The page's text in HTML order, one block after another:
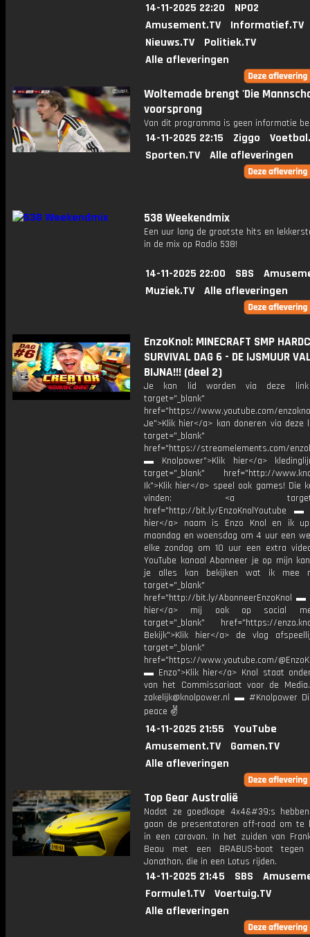
14-11-2025 22:20
NPO2
Amusement.TV
Informatief.TV
Nieuws.TV
Politiek.TV
Alle afleveringen
Woltemade brengt 'Die
voorsprong
Van dit programma is geen informatie
14-11-2025 22:15 Ziggo
Sporten.TV
Alle afleveringen
538 Weekendmix
Een uur lang de grootste hits en
in de mix op Radio 538!
14-11-2025 22:00 SBS
Muziek.TV
Alle afleveringen
EnzoKnol: MINECRAFT SMP
SURVIVAL DAG 6 - DE IJSMUUR
BIJNA!!! (deel 2)
Je kan lid worden via deze
target="_blank"
href="https://www.youtube.com/
Je">Klik hier</a> kan doneren via
target="_blank"
href="https://streamelements.com/
▬ Knolpower">Klik hier</a>
target="_blank" href="http://
Ik">Klik hier</a> speel ook games! Die
vinden: <a
href="http://bit.ly/EnzoKnolYoutube ▬
hier</a> naam is Enzo Knol en ik
maandag en woensdag om 4 uur een
elke zondag om 10 uur een extra
YouTube kanaal Abonneer je op mijn
je alles kan bekijken wat ik mee
target="_blank"
href="http://bit.ly/AbonneerEnzoKnol ▬
hier</a> mij ook op social
target="_blank" href="https://
Bekijk">Klik hier</a> de vlog
target="_blank"
href="https://www.youtube.com/
▬ Enzo">Klik hier</a> Knol staat
van het Commissariaat voor de
zakelijk@knolpower.nl ▬ #Knolpower
peace ✌
14-11-2025 21:55
YouTube
Amusement.TV
Gamen.TV
Alle afleveringen
Top Gear Australië
Nadat ze goedkope 4x4&#39;s
gaan de presentatoren off-road om te
in een caravan. In het zuiden van
Beau met een BRABUS-boot
Jonathan, die in een Lotus rijden.
14-11-2025 21:45 SBS
Formule1.TV
Voertuig.TV
Alle afleveringen